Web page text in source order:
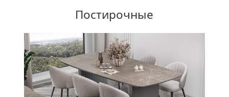
Постирочные